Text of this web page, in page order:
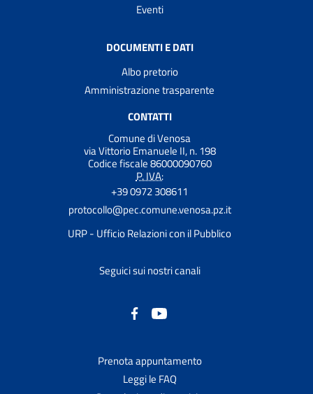
Eventi
DOCUMENTI E DATI
Albo pretorio
Amministrazione trasparente
CONTATTI
Comune di Venosa
via Vittorio Emanuele II, n. 198
Codice fiscale 86000090760
P. IVA:
+39 0972 308611
protocollo@pec.comune.venosa.pz.it
URP - Ufficio Relazioni con il Pubblico
Seguici sui nostri canali
Prenota appuntamento
Leggi le FAQ